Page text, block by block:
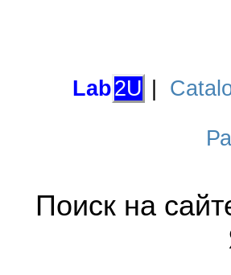
Lab2U
Поиск на